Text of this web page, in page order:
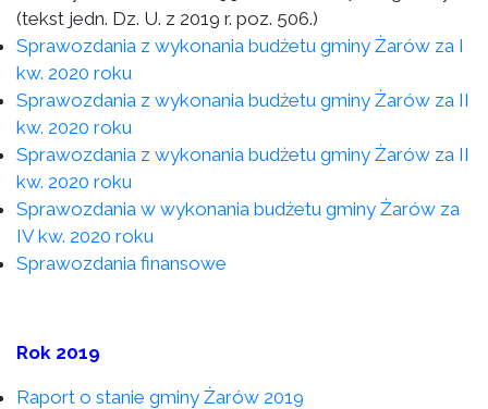
(tekst jedn. Dz. U. z 2019 r. poz. 506.)
Sprawozdania z wykonania budżetu gminy Żarów za I
kw. 2020 roku
Sprawozdania z wykonania budżetu gminy Żarów za II
kw. 2020 roku
Sprawozdania z wykonania budżetu gminy Żarów za II
kw. 2020 roku
Sprawozdania w wykonania budżetu gminy Żarów za
IV kw. 2020 roku
Sprawozdania finansowe
Rok 2019
Raport o stanie gminy Żarów 2019